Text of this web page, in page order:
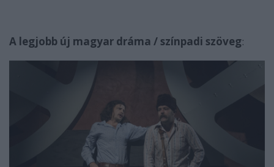
A legjobb új magyar dráma / színpadi szöveg: